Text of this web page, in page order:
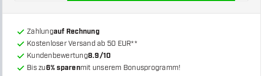
Zahlungauf Rechnung
Kostenloser Versand ab 50 EUR**
Kundenbewertung8.9/10
Bis zu6% sparenmit unserem Bonusprogramm!